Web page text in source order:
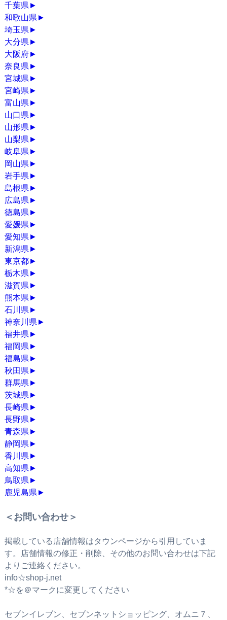
千葉県 ►
和歌山県 ►
埼玉県 ►
大分県 ►
大阪府►
奈良県 ►
宮城県 ►
宮崎県 ►
富山県 ►
山口県 ►
山形県 ►
山梨県 ►
岐阜県 ►
岡山県 ►
岩手県 ►
島根県 ►
広島県 ►
徳島県 ►
愛媛県 ►
愛知県 ►
新潟県 ►
東京都►
栃木県 ►
滋賀県 ►
熊本県 ►
石川県 ►
神奈川県 ►
福井県 ►
福岡県 ►
福島県 ►
秋田県 ►
群馬県 ►
茨城県 ►
長崎県 ►
長野県 ►
青森県 ►
静岡県 ►
香川県 ►
高知県 ►
鳥取県 ►
鹿児島県 ►
＜お問い合わせ＞
掲載している店舗情報はタウンページから引用していま
す。店舗情報の修正・削除、その他のお問い合わせは下記
よりご連絡ください。
info☆shop-j.net
*☆を＠マークに変更してください
セブンイレブン、セブンネットショッピング、オムニ７、